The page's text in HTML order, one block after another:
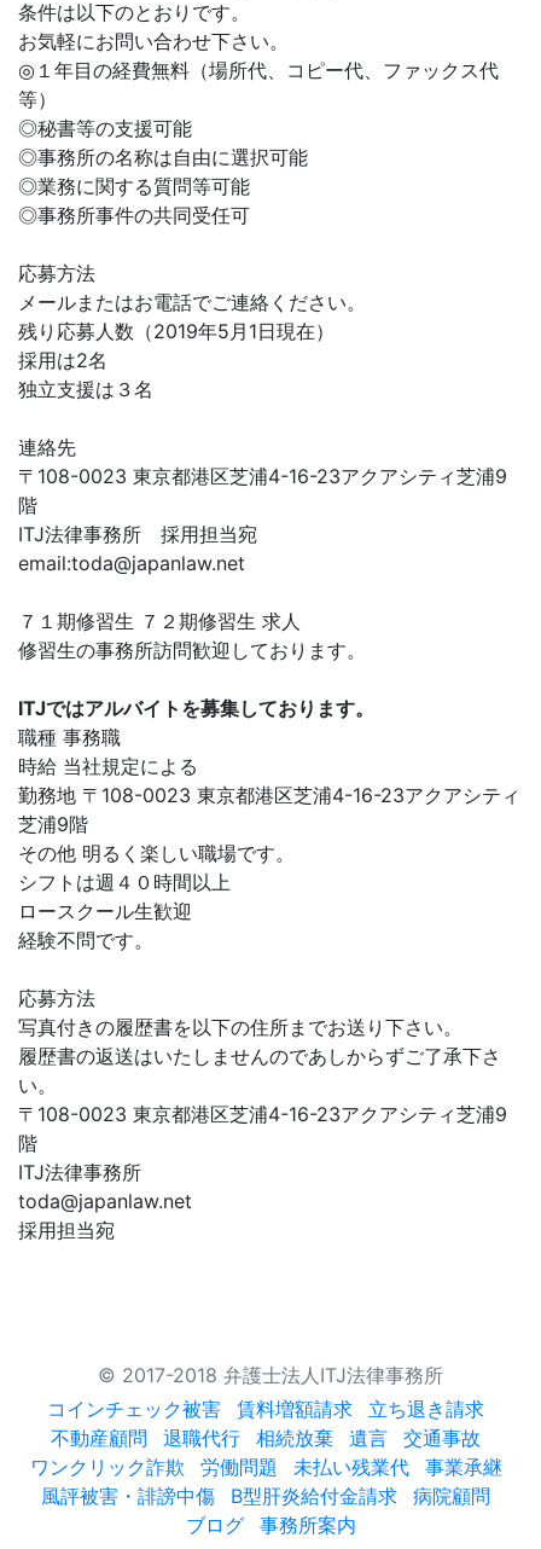
条件は以下のとおりです。
お気軽にお問い合わせ下さい。
◎１年目の経費無料（場所代、コピー代、ファックス代
等）
◎秘書等の支援可能
◎事務所の名称は自由に選択可能
◎業務に関する質問等可能
◎事務所事件の共同受任可
応募方法
メールまたはお電話でご連絡ください。
残り応募人数（2019年5月1日現在）
採用は2名
独立支援は３名
連絡先
〒108-0023 東京都港区芝浦4-16-23アクアシティ芝浦9
階
ITJ法律事務所 採用担当宛
email:toda@japanlaw.net
７１期修習生 ７２期修習生 求人
修習生の事務所訪問歓迎しております。
ITJではアルバイトを募集しております。
職種 事務職
時給 当社規定による
勤務地 〒108-0023 東京都港区芝浦4-16-23アクアシティ
芝浦9階
その他 明るく楽しい職場です。
シフトは週４０時間以上
ロースクール生歓迎
経験不問です。
応募方法
写真付きの履歴書を以下の住所までお送り下さい。
履歴書の返送はいたしませんのであしからずご了承下さ
い。
〒108-0023 東京都港区芝浦4-16-23アクアシティ芝浦9
階
ITJ法律事務所
toda@japanlaw.net
採用担当宛
© 2017-2018 弁護士法人ITJ法律事務所
コインチェック被害
賃料増額請求
立ち退き請求
不動産顧問
退職代行 相続放棄 遺言
交通事故
ワンクリック詐欺
労働問題 未払い残業代
事業承継
風評被害・誹謗中傷
B型肝炎給付金請求
病院顧問
ブログ
事務所案内